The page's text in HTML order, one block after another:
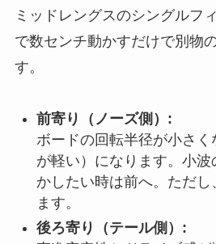
ミッドレングスのシングルフ
で数センチ動かすだけで別物
す。
前寄り（ノーズ側）:
ボードの回転半径が小さく
が軽い）になります。小
かしたい時は前へ。ただし
ます。
後ろ寄り（テール側）: